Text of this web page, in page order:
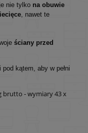
nie tylko na obuwie
, nawet te
ściany przed
pod kątem, aby w pełni
brutto - wymiary 43 x